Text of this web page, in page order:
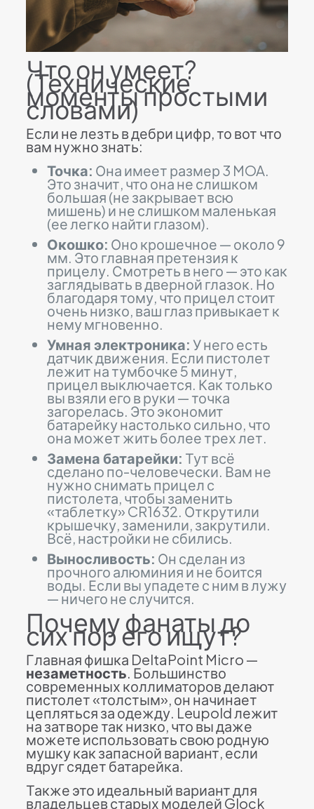
Что он умеет?
(Технические
моменты простыми
словами)
Если не лезть в дебри цифр, то вот что
вам нужно знать:
Точка: Она имеет размер 3 MOA.
Это значит, что она не слишком
большая (не закрывает всю
мишень) и не слишком маленькая
(ее легко найти глазом).
Окошко: Оно крошечное — около 9
мм. Это главная претензия к
прицелу. Смотреть в него — это как
заглядывать в дверной глазок. Но
благодаря тому, что прицел стоит
очень низко, ваш глаз привыкает к
нему мгновенно.
Умная электроника: У него есть
датчик движения. Если пистолет
лежит на тумбочке 5 минут,
прицел выключается. Как только
вы взяли его в руки — точка
загорелась. Это экономит
батарейку настолько сильно, что
она может жить более трех лет.
Замена батарейки: Тут всё
сделано по-человечески. Вам не
нужно снимать прицел с
пистолета, чтобы заменить
«таблетку» CR1632. Открутили
крышечку, заменили, закрутили.
Всё, настройки не сбились.
Выносливость: Он сделан из
прочного алюминия и не боится
воды. Если вы упадете с ним в лужу
— ничего не случится.
Почему фанаты до
сих пор его ищут?
Главная фишка DeltaPoint Micro —
незаметность. Большинство
современных коллиматоров делают
пистолет «толстым», он начинает
цепляться за одежду. Leupold лежит
на затворе так низко, что вы даже
можете использовать свою родную
мушку как запасной вариант, если
вдруг сядет батарейка.
Также это идеальный вариант для
владельцев старых моделей Glock